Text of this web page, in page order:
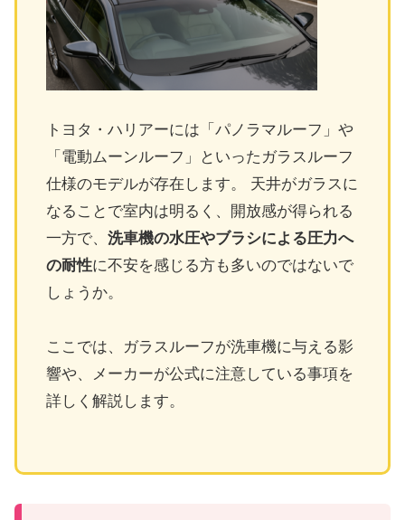
トヨタ・ハリアーには「パノラマルーフ」や
「電動ムーンルーフ」といったガラスルーフ
仕様のモデルが存在します。 天井がガラスに
なることで室内は明るく、開放感が得られる
一方で、 洗車機の水圧やブラシによる圧力へ
の耐性に不安を感じる方も多いのではないで
しょうか。
ここでは、ガラスルーフが洗車機に与える影
響や、メーカーが公式に注意している事項を
詳しく解説します。